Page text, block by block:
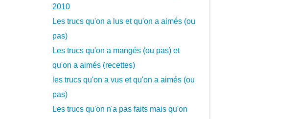
2010
Les trucs qu'on a lus et qu'on a aimés (ou
pas)
Les trucs qu'on a mangés (ou pas) et
qu'on a aimés (recettes)
les trucs qu'on a vus et qu'on a aimés (ou
pas)
Les trucs qu'on n'a pas faits mais qu'on